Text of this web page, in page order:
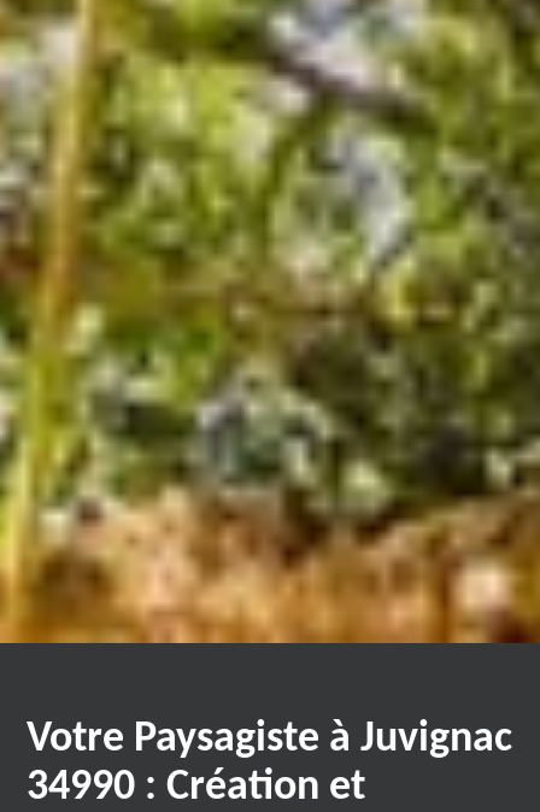
Votre Paysagiste à Juvignac
34990 : Création et